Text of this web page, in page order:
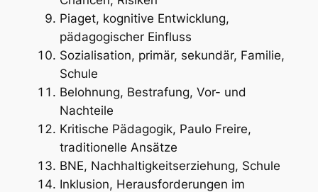
Piaget, kognitive Entwicklung,
pädagogischer Einfluss
Sozialisation, primär, sekundär, Familie,
Schule
Belohnung, Bestrafung, Vor- und
Nachteile
Kritische Pädagogik, Paulo Freire,
traditionelle Ansätze
BNE, Nachhaltigkeitserziehung, Schule
Inklusion, Herausforderungen im